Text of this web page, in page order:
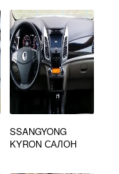
SSANGYONG
KYRON САЛОН